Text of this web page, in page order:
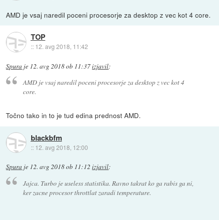
AMD je vsaj naredil poceni procesorje za desktop z vec kot 4 core.
TOP
:: 12. avg 2018, 11:42
Spura je 12. avg 2018 ob 11:37izjavil:
AMD je vsaj naredil poceni procesorje za desktop z vec kot 4
core.
Točno tako in to je tud edina prednost AMD.
blackbfm
:: 12. avg 2018, 12:00
Spura je 12. avg 2018 ob 11:12 izjavil:
Jajca. Turbo je useless statistika. Ravno takrat ko ga rabis ga ni,
ker zacne procesor throttlat zaradi temperature.